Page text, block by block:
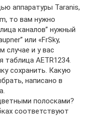
аппаратуры Taranis,
то вам нужно
каналов” нужный
или «FrSky,
случае и у вас
таблица AETR1234.
сохранить. Какую
написано в
полосками?
соответствуют